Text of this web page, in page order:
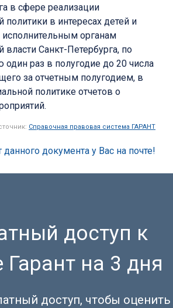
в сфере реализации
политики в интересах детей и
органам
власти Санкт-Петербурга, по
один раз в полугодие до 20 числа
за отчетным полугодием, в
политике отчетов о
Справочная правовая система ГАРАНТ
доступ к
Гарант на 3 дня
доступ, чтобы оценить